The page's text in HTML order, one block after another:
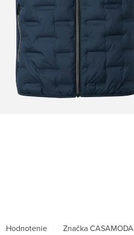
Hodnotenie ZnačkaCASAMODA